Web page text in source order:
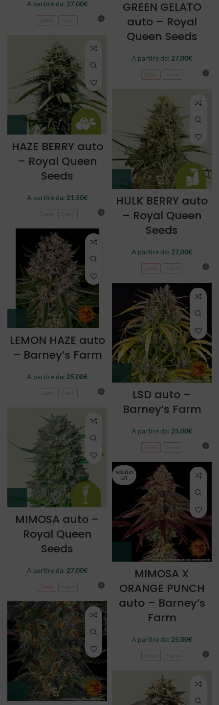
A partire da: 27,00€
3 semi
GREEN GELATO
auto – Royal
Queen Seeds
A partire da: 27,00€
3 semi
HAZE BERRY auto
– Royal Queen
Seeds
A partire da: 21,50€
HULK BERRY auto
– Royal Queen
Seeds
A partire da: 27,00€
3 semi
LEMON HAZE auto
– Barney’s Farm
A partire da: 25,00€
LSD auto –
Barney’s Farm
A partire da: 25,00€
3 semi
MIMOSA auto –
Royal Queen
Seeds
A partire da: 27,00€
3 semi
SOLD O
UT
MIMOSA X
ORANGE PUNCH
auto – Barney’s
Farm
A partire da: 25,00€